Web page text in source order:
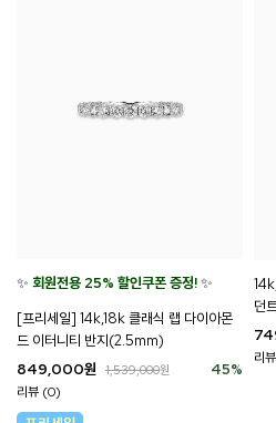
✨ 회원전용 25% 할인쿠폰 증정!✨
[프리세일] 14k,18k 클래식 랩 다이아몬
드 이터니티 반지(2.5mm)
45%
849,000원 1,539,000원
리뷰 (0)
던
리